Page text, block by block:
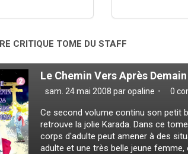
CRITIQUE TOME DU STAFF
Le Chemin Vers Après
sam. 24 mai 2008 paropaline 0
Ce second volume continu son petit
retrouve la jolie Karada. Dans ce
corps d'adulte peut amener à des
adulte et une très belle jeune